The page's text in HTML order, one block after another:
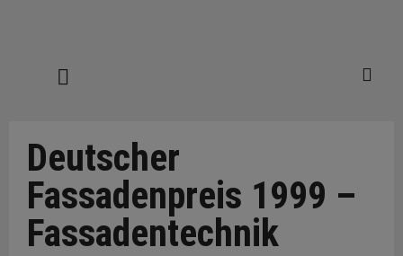
Deutscher
Fassadenpreis 1999 –
Fassadentechnik